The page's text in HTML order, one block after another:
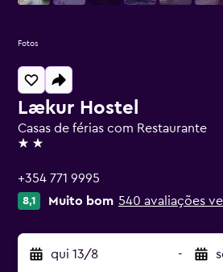
Lækur Hostel
Casas de férias com Restaurante
2 estrelas
+354 771 9995
8,1 Muito bom 540 avaliações
qui 13/8 -
Fotos